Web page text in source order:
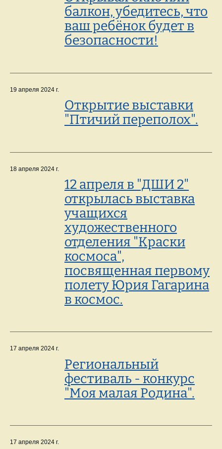
балкон, убедитесь, что
ваш ребёнок будет в
безопасности!
19 апреля 2024 г.
Открытие выставки
"Птичий переполох".
18 апреля 2024 г.
12 апреля в "ДШИ 2"
открылась выставка
учащихся
художественного
отделения "Краски
космоса",
посвященная первому
полету Юрия Гагарина
в космос.
17 апреля 2024 г.
Региональный
фестиваль - конкурс
"Моя малая Родина".
17 апреля 2024 г.